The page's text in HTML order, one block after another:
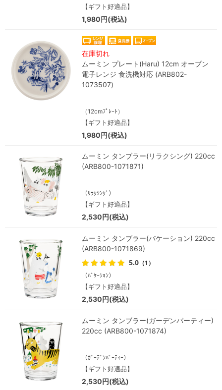
【ギフト好適品】
1,980円(税込)
在庫切れ
ムーミン プレート(Haru) 12cm オーブン
電子レンジ 食洗機対応 (ARB802-
1073507)
（12cmﾌﾟﾚｰﾄ）
【ギフト好適品】
1,980円(税込)
ムーミン タンブラー(リラクシング) 220cc
(ARB800-1071871)
（ﾘﾗｸｼﾝｸﾞ）
【ギフト好適品】
2,530円(税込)
ムーミン タンブラー(バケーション) 220cc
(ARB800-1071869)
5.0 （1）
（ﾊﾞｹｰｼｮﾝ）
【ギフト好適品】
2,530円(税込)
ムーミン タンブラー(ガーデンパーティー)
220cc (ARB800-1071874)
（ｶﾞｰﾃﾞﾝﾊﾟｰﾃｨｰ）
【ギフト好適品】
2,530円(税込)